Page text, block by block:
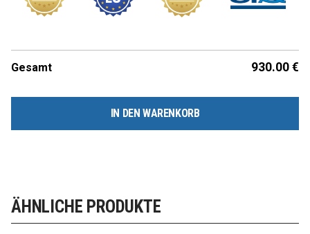
Gesamt 930.00 €
IN DEN WARENKORB
ÄHNLICHE PRODUKTE